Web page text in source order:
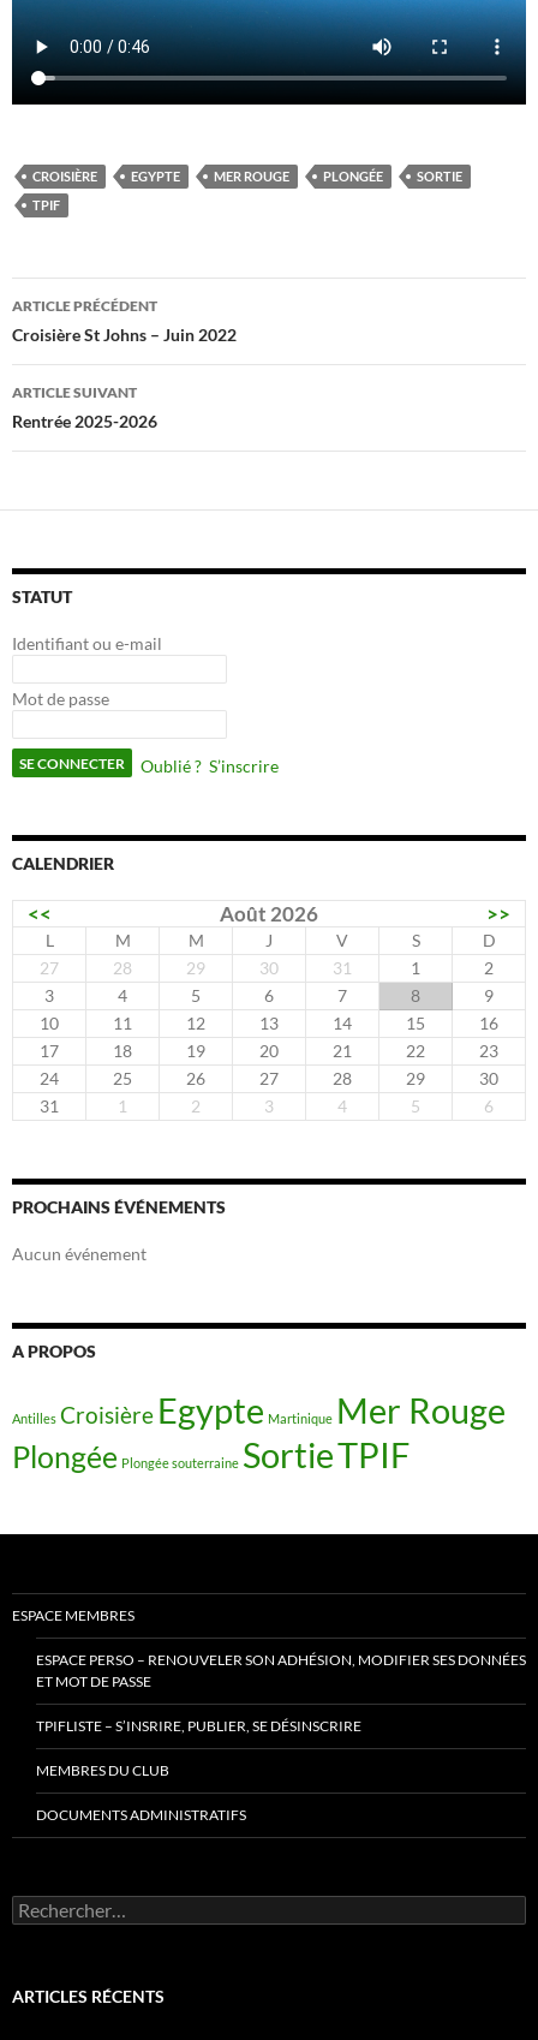
CROISIÈRE EGYPTE MER ROUGE PLONGÉE
SORTIE
TPIF
Navigation
des
articles
ARTICLE PRÉCÉDENT
Croisière St Johns – Juin 2022
ARTICLE SUIVANT
Rentrée 2025-2026
STATUT
Identifiant ou e-mail
Mot de passe
Oublié ? S’inscrire
CALENDRIER
<< Août 2026 >>
L M M J V S
D
27
28 29 30 31 1
2
3
4 5 6 7 8
9
10
11 12 13 14 15
16
17
18 19 20 21 22
23
24
25 26 27 28 29
30
31
1 2 3 4 5 6
PROCHAINS ÉVÉNEMENTS
Aucun événement
A PROPOS
Antilles Croisière Egypte Martinique Mer Rouge
Plongée Plongée souterraine SortieTPIF
ESPACE MEMBRES
ESPACE PERSO – RENOUVELER SON ADHÉSION, MODIFIER SES DONNÉES
ET MOT DE PASSE
TPIFLISTE – S’INSRIRE, PUBLIER, SE DÉSINSCRIRE
MEMBRES DU CLUB
DOCUMENTS ADMINISTRATIFS
Rechercher :
ARTICLES RÉCENTS